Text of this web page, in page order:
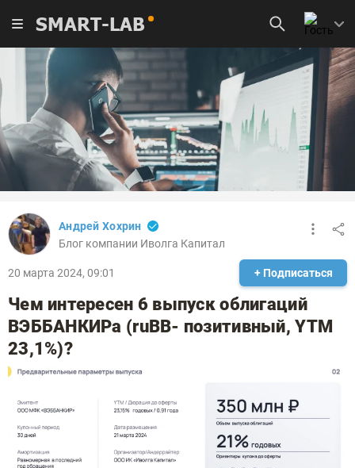
SMART-LAB
Андрей Хохрин
Блог компании Иволга Капитал
20 марта 2024, 09:01 + Подписаться
Чем интересен 6 выпуск облигаций
ВЭББАНКИРа (ruBB- позитивный, YTM
23,1%)?